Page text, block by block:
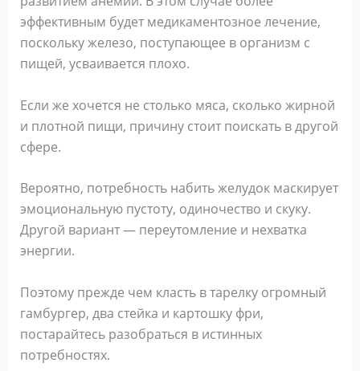
эффективным будет медикаментозное лечение,
поскольку железо, поступающее в организм с
пищей, усваивается плохо.
Если же хочется не столько мяса, сколько жирной
и плотной пищи, причину стоит поискать в другой
сфере.
Вероятно, потребность набить желудок маскирует
эмоциональную пустоту, одиночество и скуку.
Другой вариант — переутомление и нехватка
энергии.
Поэтому прежде чем класть в тарелку огромный
гамбургер, два стейка и картошку фри,
постарайтесь разобраться в истинных
потребностях.